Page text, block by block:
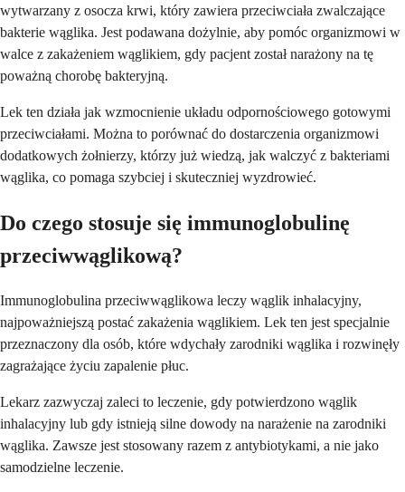
wytwarzany z osocza krwi, który zawiera przeciwciała zwalczające
bakterie wąglika. Jest podawana dożylnie, aby pomóc organizmowi w
walce z zakażeniem wąglikiem, gdy pacjent został narażony na tę
poważną chorobę bakteryjną.
Lek ten działa jak wzmocnienie układu odpornościowego gotowymi
przeciwciałami. Można to porównać do dostarczenia organizmowi
dodatkowych żołnierzy, którzy już wiedzą, jak walczyć z bakteriami
wąglika, co pomaga szybciej i skuteczniej wyzdrowieć.
Do czego stosuje się immunoglobulinę
przeciwwąglikową?
Immunoglobulina przeciwwąglikowa leczy wąglik inhalacyjny,
najpoważniejszą postać zakażenia wąglikiem. Lek ten jest specjalnie
przeznaczony dla osób, które wdychały zarodniki wąglika i rozwinęły
zagrażające życiu zapalenie płuc.
Lekarz zazwyczaj zaleci to leczenie, gdy potwierdzono wąglik
inhalacyjny lub gdy istnieją silne dowody na narażenie na zarodniki
wąglika. Zawsze jest stosowany razem z antybiotykami, a nie jako
samodzielne leczenie.